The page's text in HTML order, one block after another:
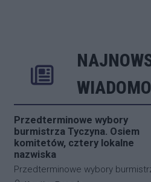
Przedterminowe wybory
burmistrza Tyczyna. Osiem
komitetów, cztery lokalne
nazwiska
Przedterminowe wybory